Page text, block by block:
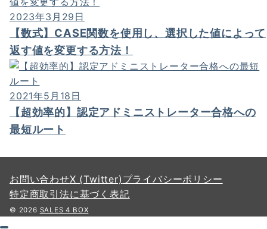
2023年3月29日
【数式】CASE関数を使用し、選択した値によって
返す値を変更する方法！
2021年5月18日
【超効率的】認定アドミニストレーター合格への
最短ルート
お問い合わせX (Twitter) プライバシーポリシー
特定商取引法に基づく表記
© 2026 SALES 4 BOX